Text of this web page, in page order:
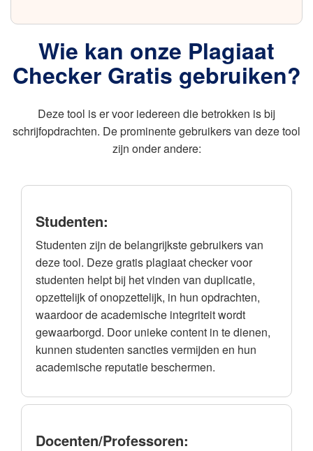
Wie kan onze Plagiaat
Checker Gratis gebruiken?
Deze tool is er voor iedereen die betrokken is bij
schrijfopdrachten. De prominente gebruikers van deze tool
zijn onder andere:
Studenten:
Studenten zijn de belangrijkste gebruikers van
deze tool. Deze gratis plagiaat checker voor
studenten helpt bij het vinden van duplicatie,
opzettelijk of onopzettelijk, in hun opdrachten,
waardoor de academische integriteit wordt
gewaarborgd. Door unieke content in te dienen,
kunnen studenten sancties vermijden en hun
academische reputatie beschermen.
Docenten/Professoren: